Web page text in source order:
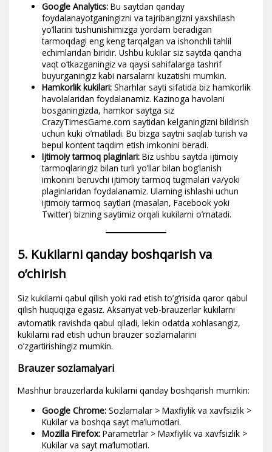
Google Analytics: Bu saytdan qanday
foydalanayotganingizni va tajribangizni yaxshilash
yo’llarini tushunishimizga yordam beradigan
tarmoqdagi eng keng tarqalgan va ishonchli tahlil
echimlaridan biridir. Ushbu kukilar siz saytda qancha
vaqt o’tkazganingiz va qaysi sahifalarga tashrif
buyurganingiz kabi narsalarni kuzatishi mumkin.
Hamkorlik kukilari: Sharhlar sayti sifatida biz hamkorlik
havolalaridan foydalanamiz. Kazinoga havolani
bosganingizda, hamkor saytga siz
CrazyTimesGame.com saytidan kelganingizni bildirish
uchun kuki o’rnatiladi. Bu bizga saytni saqlab turish va
bepul kontent taqdim etish imkonini beradi.
Ijtimoiy tarmoq plaginlari: Biz ushbu saytda ijtimoiy
tarmoqlaringiz bilan turli yo’llar bilan bog’lanish
imkonini beruvchi ijtimoiy tarmoq tugmalari va/yoki
plaginlaridan foydalanamiz. Ularning ishlashi uchun
ijtimoiy tarmoq saytlari (masalan, Facebook yoki
Twitter) bizning saytimiz orqali kukilarni o’rnatadi.
5. Kukilarni qanday boshqarish va
o’chirish
Siz kukilarni qabul qilish yoki rad etish to’g’risida qaror qabul
qilish huquqiga egasiz. Aksariyat veb-brauzerlar kukilarni
avtomatik ravishda qabul qiladi, lekin odatda xohlasangiz,
kukilarni rad etish uchun brauzer sozlamalarini
o’zgartirishingiz mumkin.
Brauzer sozlamalyari
Mashhur brauzerlarda kukilarni qanday boshqarish mumkin:
Google Chrome: Sozlamalar > Maxfiylik va xavfsizlik >
Kukilar va boshqa sayt ma’lumotlari.
Mozilla Firefox: Parametrlar > Maxfiylik va xavfsizlik >
Kukilar va sayt ma’lumotlari.